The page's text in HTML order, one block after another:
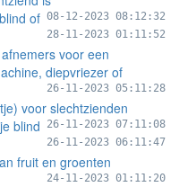
08-12-2023 08:12:32
of
28-11-2023 01:11:52
voor een
diepvriezer of
26-11-2023 05:11:28
voor slechtzienden
26-11-2023 07:11:08
blind
26-11-2023 06:11:47
fruit en groenten
24-11-2023 01:11:20